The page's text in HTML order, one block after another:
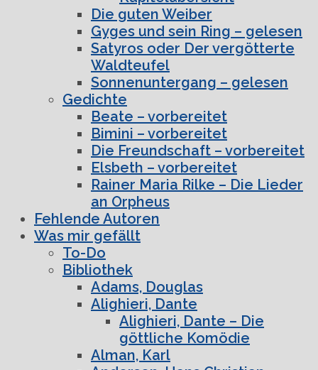
Die guten Weiber
Gyges und sein Ring – gelesen
Satyros oder Der vergötterte
Waldteufel
Sonnenuntergang – gelesen
Gedichte
Beate – vorbereitet
Bimini – vorbereitet
Die Freundschaft – vorbereitet
Elsbeth – vorbereitet
Rainer Maria Rilke – Die Lieder
an Orpheus
Fehlende Autoren
Was mir gefällt
To-Do
Bibliothek
Adams, Douglas
Alighieri, Dante
Alighieri, Dante – Die
göttliche Komödie
Alman, Karl